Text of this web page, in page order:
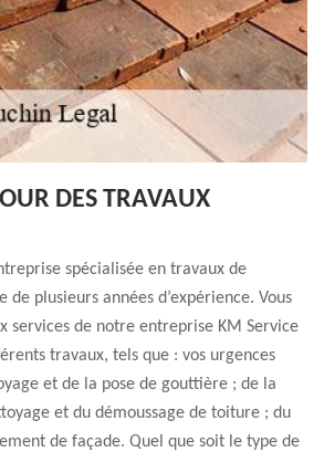
DES TRAVAUX
spécialisée en travaux de
de plusieurs années d’expérience. Vous
services de notre entreprise KM Service
travaux, tels que : vos urgences
et de la pose de gouttière ; de la
et du démoussage de toiture ; du
de façade. Quel que soit le type de